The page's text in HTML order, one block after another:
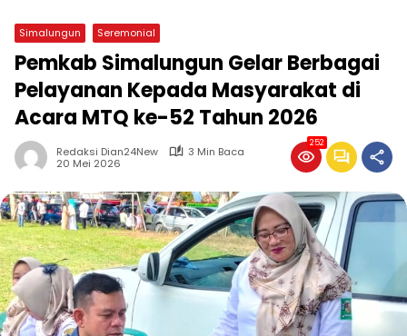
Simalungun Seremonial
Pemkab Simalungun Gelar Berbagai
Pelayanan Kepada Masyarakat di
Acara MTQ ke-52 Tahun 2026
Redaksi Dian24New
3 Min Baca
20 Mei 2026
252